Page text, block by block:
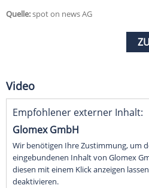
Quelle:spot on news AG
Video
Empfohlener externer Inhalt:
Glomex GmbH
Wir benötigen Ihre Zustimmung, um
eingebundenen Inhalt von Glomex
diesen mit einem Klick anzeigen
deaktivieren.